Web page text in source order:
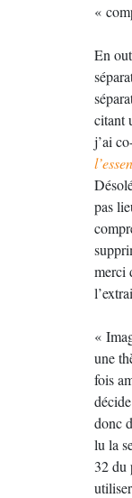
«
En
citant
j’ai
pas
merci
«
une
fois
donc
lu la
32 du